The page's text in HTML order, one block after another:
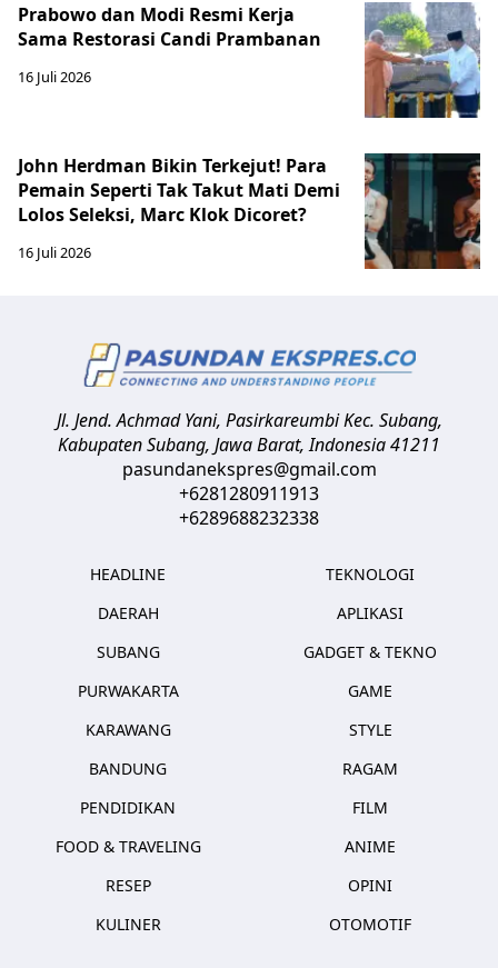
Prabowo dan Modi Resmi Kerja
Sama Restorasi Candi Prambanan
16 Juli 2026
John Herdman Bikin Terkejut! Para
Pemain Seperti Tak Takut Mati Demi
Lolos Seleksi, Marc Klok Dicoret?
16 Juli 2026
Jl. Jend. Achmad Yani, Pasirkareumbi Kec. Subang,
Kabupaten Subang, Jawa Barat,Indonesia41211
pasundanekspres@gmail.com
+6281280911913
+6289688232338
HEADLINE
DAERAH
SUBANG
PURWAKARTA
KARAWANG
BANDUNG
PENDIDIKAN
FOOD & TRAVELING
RESEP
KULINER
TEKNOLOGI
APLIKASI
GADGET & TEKNO
GAME
STYLE
RAGAM
FILM
ANIME
OPINI
OTOMOTIF